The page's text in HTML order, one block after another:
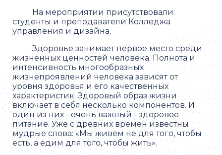
На мероприятии присутствовали:
студенты и преподаватели Колледжа
управления и дизайна.
Здоровье занимает первое место среди
жизненных ценностей человека. Полнота и
интенсивность многообразных
жизнепроявлений человека зависят от
уровня здоровья и его качественных
характеристик. Здоровый образ жизни
включает в себя несколько компонентов. И
один из них - очень важный - здоровое
питание. Уже с древних времен известны
мудрые слова: «Мы живем не для того, чтобы
есть, а едим для того, чтобы жить».